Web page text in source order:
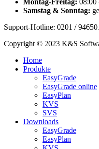
Samstag & Sonntag:
Support-Hotline: 0201 /
Copyright © 2023 K&S
Home
Produkte
EasyGrade
EasyGrade online
EasyPlan
KVS
SVS
Downloads
EasyGrade
EasyPlan